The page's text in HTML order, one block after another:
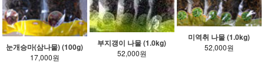
눈개승마(삼나물) (100g)
17,000원
부지갱이 나물 (1.0kg)
52,000원
미역취 나물 (1.0kg)
52,000원